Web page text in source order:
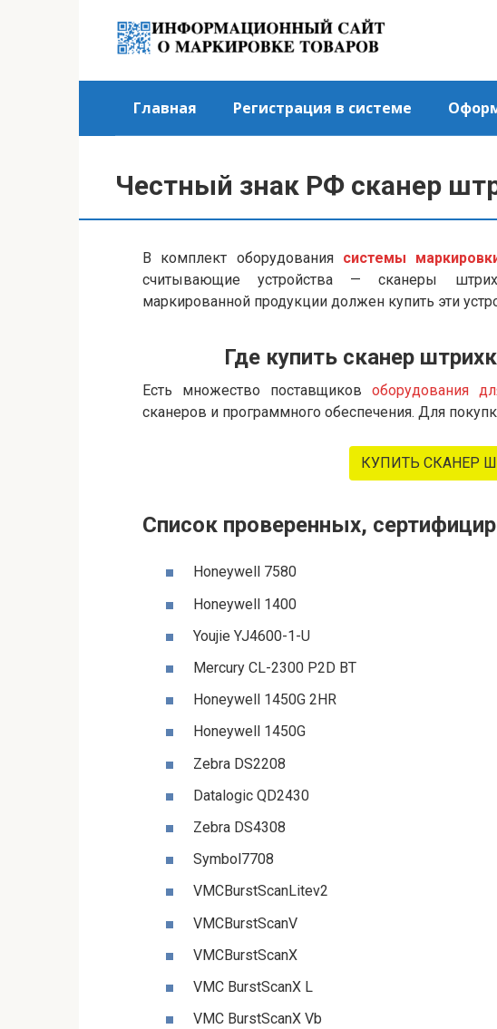
Главная Регистрация в системе
Честный знак РФ сканер
В комплект оборудования системы
считывающие устройства — сканеры
маркированной продукции должен купить эти
Где купить сканер
Есть множество поставщиковоборудования
сканеров и программного обеспечения. Для
КУПИТЬ СКАНЕР
Список проверенных,
Honeywell 7580
Honeywell 1400
Youjie YJ4600-1-U
Mercury CL-2300 P2D BT
Honeywell 1450G 2HR
Honeywell 1450G
Zebra DS2208
Datalogic QD2430
Zebra DS4308
Symbol7708
VMCBurstScanLitev2
VMCBurstScanV
VMCBurstScanX
VMC BurstScanX L
VMC BurstScanX Vb